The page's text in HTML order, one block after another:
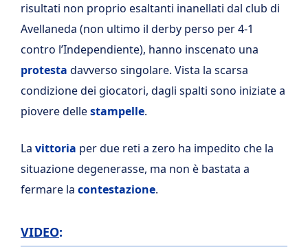
risultati non proprio esaltanti inanellati dal club di
Avellaneda (non ultimo il derby perso per 4-1
contro l’Independiente), hanno inscenato una
protesta davverso singolare. Vista la scarsa
condizione dei giocatori, dagli spalti sono iniziate a
piovere dellestampelle.
La vittoria per due reti a zero ha impedito che la
situazione degenerasse, ma non è bastata a
fermare la contestazione.
VIDEO: